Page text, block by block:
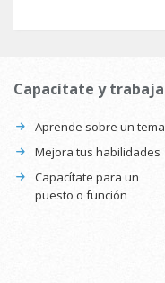
Capacítate y trabaja
Aprende sobre un tema
Mejora tus habilidades
Capacítate para un
puesto o función